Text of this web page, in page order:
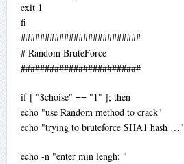
exit 1
fi
#########################
# Random BruteForce
#########################
if [ "$choise" == "1" ]; then
echo "use Random method to crack"
echo "trying to bruteforce SHA1 hash …"
echo -n "enter min lengh: "